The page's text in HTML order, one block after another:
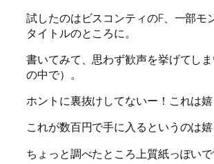
試したのはビスコンティのF、一部モ
タイトルのところに。
書いてみて、思わず歓声を挙げてし
の中で）。
ホントに裏抜けしてないー！これは嬉
これが数百円で手に入るというのは嬉
ちょっと調べたところ上質紙っぽいで